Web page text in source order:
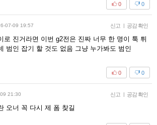
0
0
07-09 19:57 신고 공감 확인
로 진거라면 이번 g2전은 진짜 너무 한 명이 툭 튀
범인 잡기 할 것도 없음 그냥 누가봐도 범인
0
0
21:30 신고 공감 확인
오너 꼭 다시 제 폼 찾길